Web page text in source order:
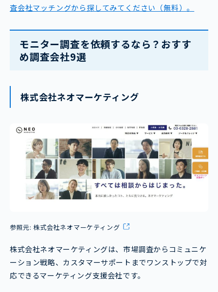
査会社マッチングから探してみてください（無料）。
モニター調査を依頼するなら？おすす
め調査会社9選
株式会社ネオマーケティング
参照元: 株式会社ネオマーケティング
株式会社ネオマーケティングは、市場調査からコミュニケ
ーション戦略、カスタマーサポートまでワンストップで対
応できるマーケティング支援会社です。